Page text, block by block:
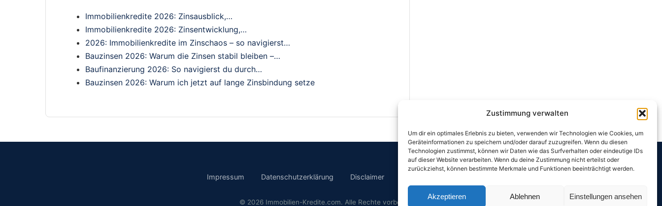
Zustimmung verwalten
Um dir ein optimales Erlebnis zu bieten, verwenden wir Technologien wie Cookies, um
Geräteinformationen zu speichern und/oder darauf zuzugreifen. Wenn du diesen
Technologien zustimmst, können wir Daten wie das Surfverhalten oder eindeutige IDs
auf dieser Website verarbeiten. Wenn du deine Zustimmung nicht erteilst oder
zurückziehst, können bestimmte Merkmale und Funktionen beeinträchtigt werden.
Akzeptieren Ablehnen Einstellungen ansehen
Immobilienkredite 2026: Zinsausblick,…
Immobilienkredite 2026: Zinsentwicklung,…
2026: Immobilienkredite im Zinschaos – so navigierst…
Bauzinsen 2026: Warum die Zinsen stabil bleiben –…
Baufinanzierung 2026: So navigierst du durch…
Bauzinsen 2026: Warum ich jetzt auf lange Zinsbindung setze
Impressum Datenschutzerklärung Disclaimer
© 2026 Immobilien-Kredite.com. Alle Rechte vorbehalten.